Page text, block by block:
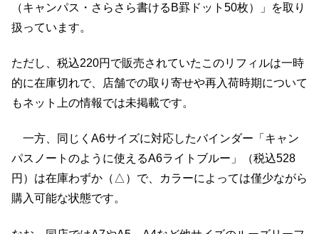
（キャンパス・さらさら書けるB罫ドット50枚）」を取り
扱っています。
ただし、税込220円で販売されていたこのリフィルは一時
的に在庫切れで、店舗での取り寄せや再入荷時期について
もネット上の情報では未掲載です。
一方、同じくA6サイズに対応したバインダー「キャン
パスノートのように使えるA6ライトブルー」（税込528
円）は在庫わずか（△）で、カラーによっては僅少ながら
購入可能な状態です。